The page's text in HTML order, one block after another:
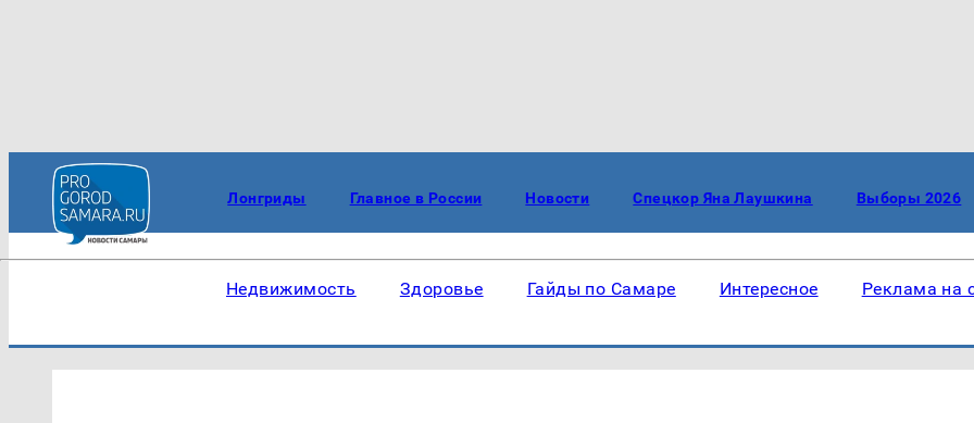
Лонгриды Главное в России Новости Спецкор Яна Лаушкина Выборы 2026
Недвижимость Здоровье Гайды по Самаре Интересное Реклама на